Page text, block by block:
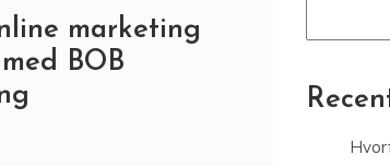
marketing
BOB